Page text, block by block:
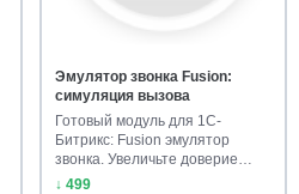
Эмулятор звонка Fusion:
симуляция вызова
Готовый модуль для 1С-
Битрикс: Fusion эмулятор
звонка. Увеличьте доверие
клиенто…
↓ 499